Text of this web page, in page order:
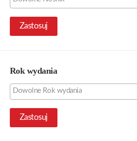
Zastosuj
Rok wydania
Zastosuj